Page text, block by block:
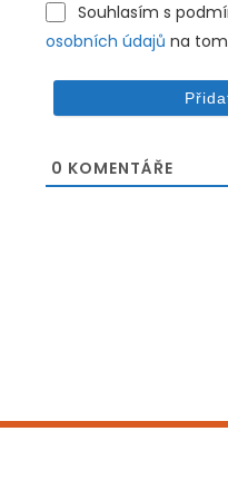
Souhlasím s
osobních údajů na
0 KOMENTÁŘE